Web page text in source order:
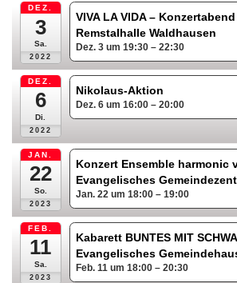
DEZ.
3
Sa.
2022
VIVA LA VIDA –
Remstalhalle Waldhausen
Dez. 3 um 19:30 – 22:30
DEZ.
6
Di.
2022
Nikolaus-Aktion
Dez. 6 um 16:00 – 20:00
JAN.
22
So.
2023
Konzert Ensemble harmonic
Evangelisches
Jan. 22 um 18:00 – 19:00
FEB.
11
Sa.
2023
Kabarett BUNTES MIT
Evangelisches
Feb. 11 um 18:00 – 20:30